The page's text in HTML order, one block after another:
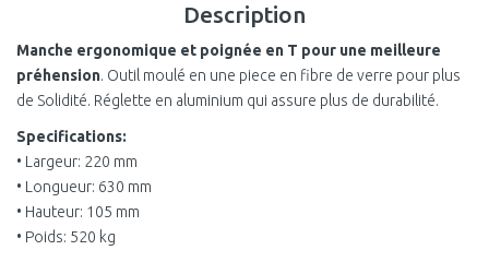
Description
Manche ergonomique et poignée en T pour une meilleure
préhension. Outil moulé en une piece en fibre de verre pour plus
de Solidité. Réglette en aluminium qui assure plus de durabilité.
Specifications:
• Largeur: 220 mm
• Longueur: 630 mm
• Hauteur: 105 mm
• Poids: 520 kg